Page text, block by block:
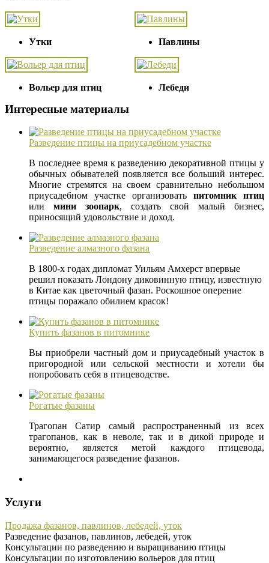
Утки Павлины
Вольер для птиц Лебеди
Интересные материалы
Разведение птицы на приусадебном участке
В последнее время к разведению декоративной птицы у
обычных обывателей появляется все больший интерес.
Многие стремятся на своем сравнительно небольшом
приусадебном участке организовать питомник птиц
или мини зоопарк, создать свой малый бизнес,
приносящий удовольствие и доход.
Разведение алмазного фазана
В 1800-х годах дипломат Уильям Амхерст впервые
решил показать Лондону диковинную птицу, известную
в Китае как цветочный фазан. Роскошное оперение
птицы поражало обилием красок!
Купить фазанов в питомнике
Вы приобрели частный дом и приусадебный участок в
пригородной или сельской местности и хотели бы
попробовать себя в птицеводстве.
Рогатые фазаны
Трагопан Сатир самый распространенный из всех
трагопанов, как в неволе, так и в дикой природе и
вероятно, является метой каждого птицевода,
занимающегося разведение фазанов.
Услуги
Продажа фазанов, павлинов, лебедей, уток
Разведение фазанов, павлинов, лебедей, уток
Консультации по разведению и выращиванию птицы
Консультации по изготовлению вольеров для птиц